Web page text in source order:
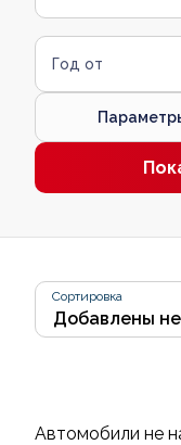
Год от
Сортировка
Автомобили не